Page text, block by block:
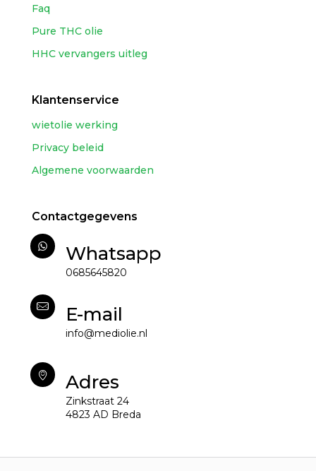
Faq
Pure THC olie
HHC vervangers uitleg
Klantenservice
wietolie werking
Privacy beleid
Algemene voorwaarden
Contactgegevens
Whatsapp
0685645820
E-mail
info@mediolie.nl
Adres
Zinkstraat 24
4823 AD Breda